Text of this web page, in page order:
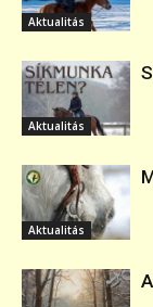
Aktualitás
Aktualitás
Aktualitás